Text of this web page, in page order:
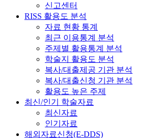
신고센터
RISS 활용도 분석
자료 현황 통계
최근 이용통계 분석
주제별 활용통계 분석
학술지 활용도 분석
복사/대출제공 기관 분석
복사/대출신청 기관 분석
활용도 높은 주제
최신/인기 학술자료
최신자료
인기자료
해외자료신청(E-DDS)